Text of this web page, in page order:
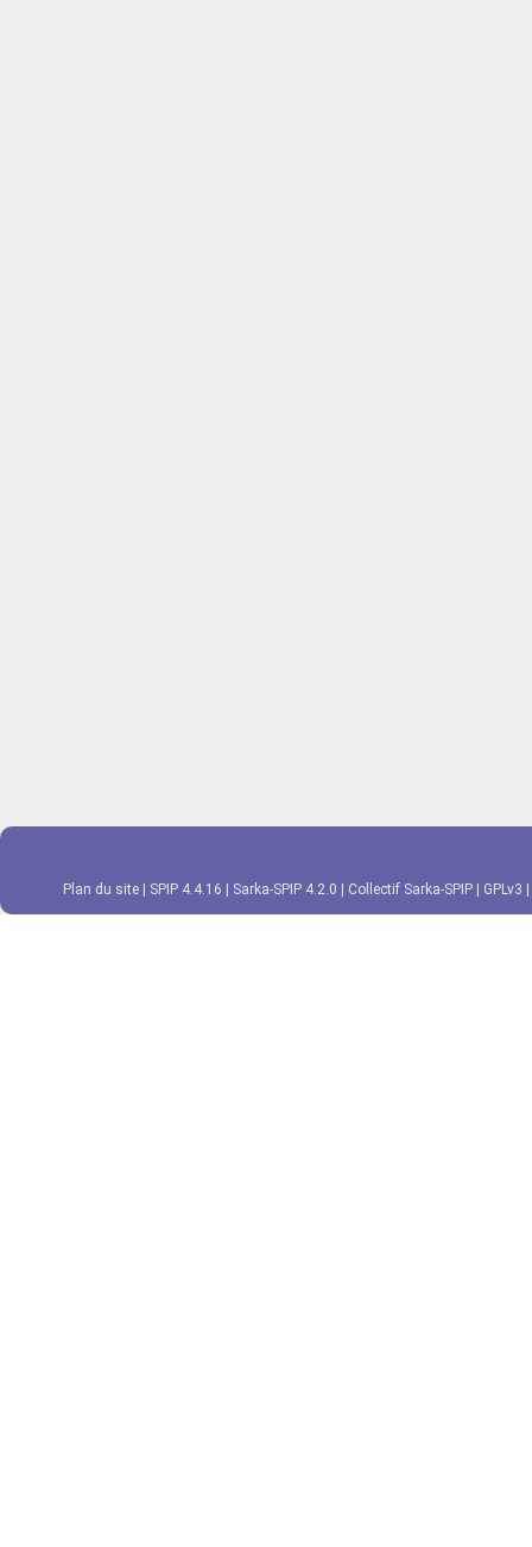
Plan du site SPIP 4.4.16 Sarka-SPIP 4.2.0 Collectif Sarka-SPIP GPLv3